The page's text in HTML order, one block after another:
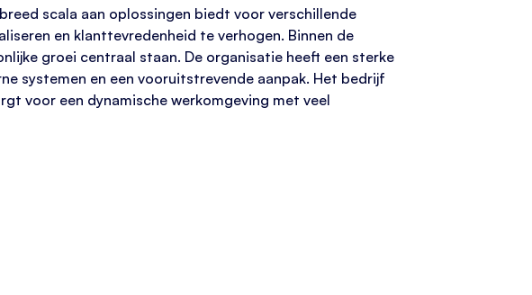
scala aan oplossingen biedt voor verschillende
en klanttevredenheid te verhogen. Binnen de
groei centraal staan. De organisatie heeft een sterke
systemen en een vooruitstrevende aanpak. Het bedrijf
voor een dynamische werkomgeving met veel